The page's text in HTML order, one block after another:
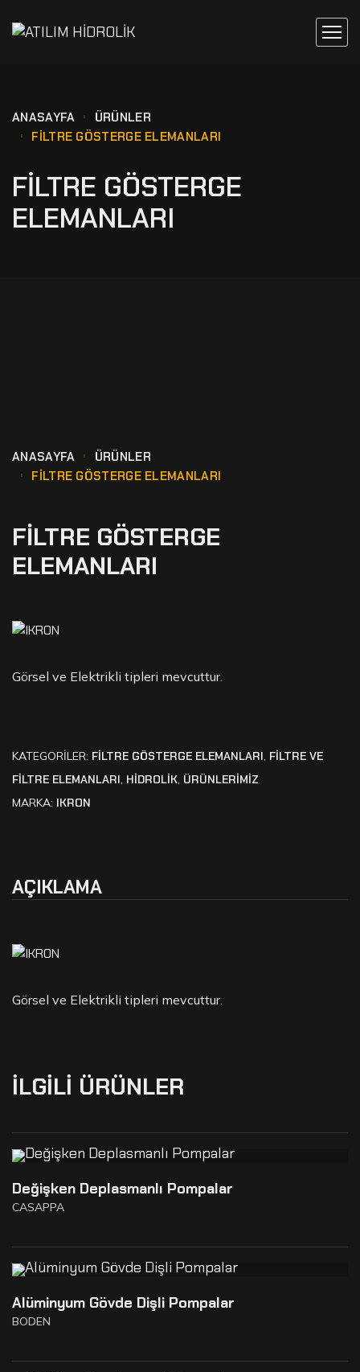
ANASAYFA
ÜRÜNLER
FILTRE GÖSTERGE ELEMANLARI
FILTRE GÖSTERGE
ELEMANLARI
ANASAYFA
ÜRÜNLER
FILTRE GÖSTERGE ELEMANLARI
FILTRE GÖSTERGE
ELEMANLARI
Görsel ve Elektrikli tipleri mevcuttur.
KATEGORILER: FILTRE GÖSTERGE ELEMANLARI, FİLTRE VE
FİLTRE ELEMANLARI, HİDROLİK, ÜRÜNLERİMİZ
MARKA: IKRON
AÇIKLAMA
Görsel ve Elektrikli tipleri mevcuttur.
İLGILI ÜRÜNLER
Değişken Deplasmanlı Pompalar
CASAPPA
Alüminyum Gövde Dişli Pompalar
BODEN